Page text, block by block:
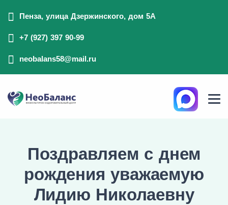
Пенза, улица Дзержинского, дом 5А
+7 (927) 397 90-99
neobalans58@mail.ru
Поздравляем с днем
рождения уважаемую
Лидию Николаевну